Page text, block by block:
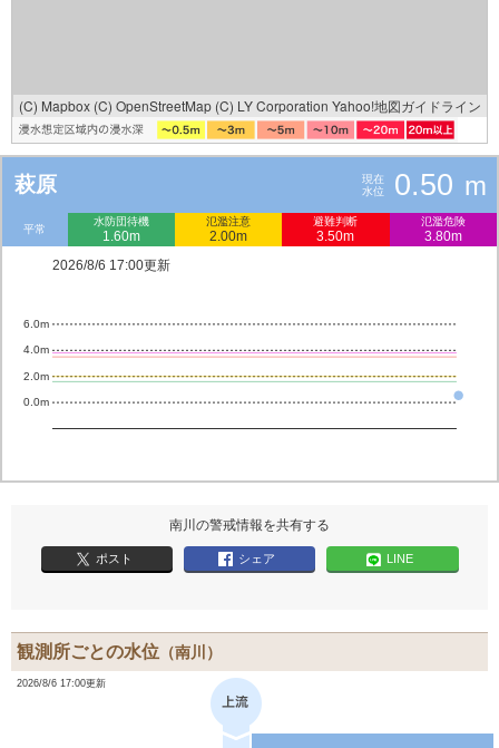
(C) Mapbox (C) OpenStreetMap (C) LY Corporation Yahoo!地図ガイドライン
萩原
現在
水位
0.50 m
平常
水防団待機
1.60m
氾濫注意
2.00m
避難判断
3.50m
氾濫危険
3.80m
2026/8/6 17:00更新
0.0m
2.0m
4.0m
6.0m
南川の警戒情報を共有する
ポスト シェア LINE
観測所ごとの水位 （南川）
2026/8/6 17:00更新